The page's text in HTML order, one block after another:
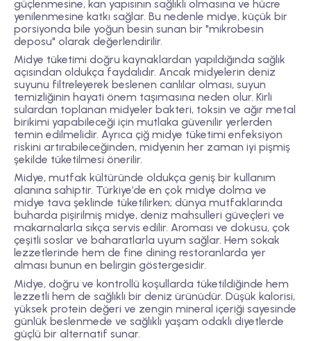
güçlenmesine, kan yapısının sağlıklı olmasına ve hücre
yenilenmesine katkı sağlar. Bu nedenle midye, küçük bir
porsiyonda bile yoğun besin sunan bir "mikrobesin
deposu" olarak değerlendirilir.
Midye tüketimi doğru kaynaklardan yapıldığında sağlık
açısından oldukça faydalıdır. Ancak midyelerin deniz
suyunu filtreleyerek beslenen canlılar olması, suyun
temizliğinin hayati önem taşımasına neden olur. Kirli
sulardan toplanan midyeler bakteri, toksin ve ağır metal
birikimi yapabileceği için mutlaka güvenilir yerlerden
temin edilmelidir. Ayrıca çiğ midye tüketimi enfeksiyon
riskini artırabileceğinden, midyenin her zaman iyi pişmiş
şekilde tüketilmesi önerilir.
Midye, mutfak kültüründe oldukça geniş bir kullanım
alanına sahiptir. Türkiye’de en çok midye dolma ve
midye tava şeklinde tüketilirken; dünya mutfaklarında
buharda pişirilmiş midye, deniz mahsulleri güveçleri ve
makarnalarla sıkça servis edilir. Aroması ve dokusu, çok
çeşitli soslar ve baharatlarla uyum sağlar. Hem sokak
lezzetlerinde hem de fine dining restoranlarda yer
alması bunun en belirgin göstergesidir.
Midye, doğru ve kontrollü koşullarda tüketildiğinde hem
lezzetli hem de sağlıklı bir deniz ürünüdür. Düşük kalorisi,
yüksek protein değeri ve zengin mineral içeriği sayesinde
günlük beslenmede ve sağlıklı yaşam odaklı diyetlerde
güçlü bir alternatif sunar.